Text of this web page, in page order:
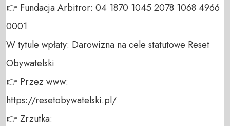
👉 Fundacja Arbitror: 04 1870 1045 2078 1068 4966
0001
W tytule wpłaty: Darowizna na cele statutowe Reset
Obywatelski
👉 Przez www:
https://resetobywatelski.pl/
👉 Zrzutka: